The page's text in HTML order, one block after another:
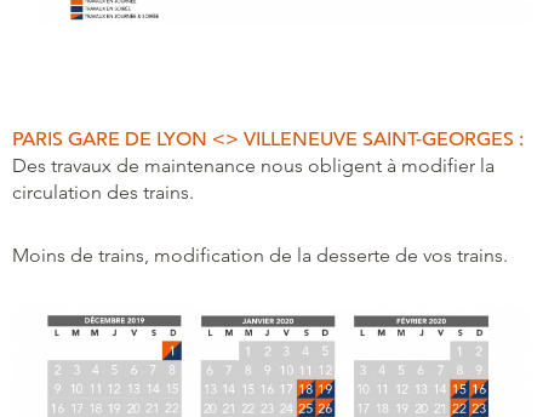
PARIS GARE DE LYON <> VILLENEUVE SAINT-GEORGES :
Des travaux de maintenance nous obligent à modifier la
circulation des trains.
Moins de trains, modification de la desserte de vos trains.